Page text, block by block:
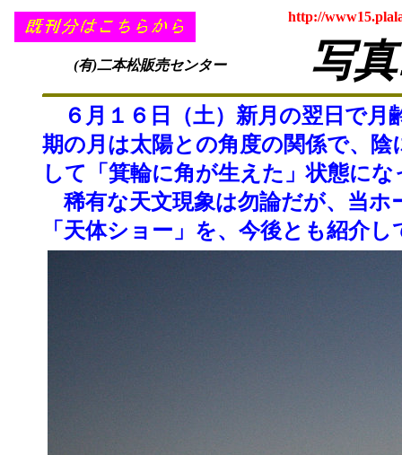
http://
写
(有)二本松販売センター
６月１６日（土）新月の翌日で月
期の月は太陽との角度の関係で、
して「箕輪に角が生えた」状態にな
稀有な天文現象は勿論だが、当
「天体ショー」を、今後とも紹介し